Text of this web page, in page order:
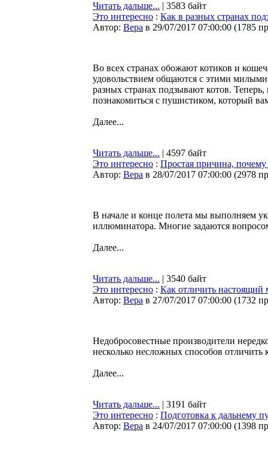
Читать дальше... | 3583 байт
Это интересно : Как в разных странах
Автор: Bepa в 29/07/2017 07:00:00 (1785
Во всех странах обожают котиков и
удовольствием общаются с этими
разных странах подзывают котов.
познакомиться с пушистиком, который
Далее...
Читать дальше... | 4597 байт
Это интересно : Простая причина,
Автор: Bepa в 28/07/2017 07:00:00 (2978
В начале и конце полета мы выполняем
иллюминатора. Многие задаются
Далее...
Читать дальше... | 3540 байт
Это интересно : Как отличить настоящий
Автор: Bepa в 27/07/2017 07:00:00 (1732
Недобросовестные производители
несколько несложных способов отличить
Далее...
Читать дальше... | 3191 байт
Это интересно : Подготовка к дальнему
Автор: Bepa в 24/07/2017 07:00:00 (1398